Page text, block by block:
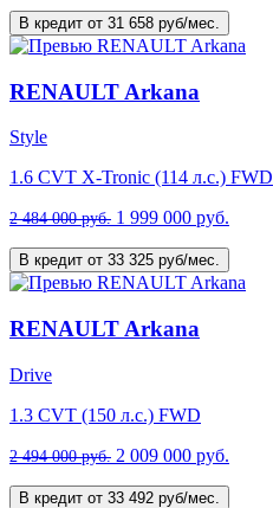
В кредит от 31 658 руб/мес.
RENAULT Arkana
Style
1.6 CVT X-Tronic (114 л.с.) FWD
2 484 000 руб. 1 999 000 руб.
В кредит от 33 325 руб/мес.
RENAULT Arkana
Drive
1.3 CVT (150 л.с.) FWD
2 494 000 руб. 2 009 000 руб.
В кредит от 33 492 руб/мес.